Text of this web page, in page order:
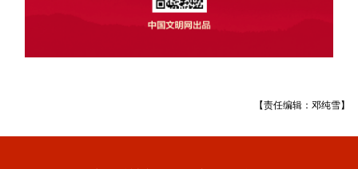
【责任编辑：邓纯雪】